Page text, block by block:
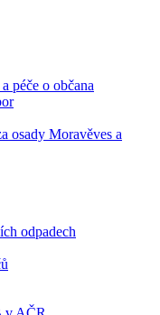
péče o občana
osady Moravěves a
odpadech